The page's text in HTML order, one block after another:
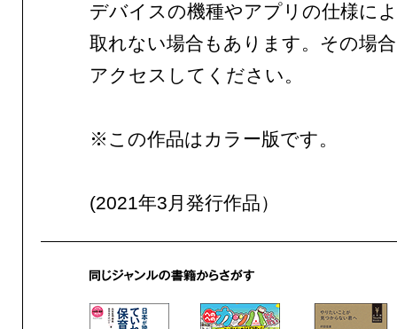
デバイスの機種やアプリの仕様に
取れない場合もあります。その場
アクセスしてください。
※この作品はカラー版です。
(2021年3月発行作品）